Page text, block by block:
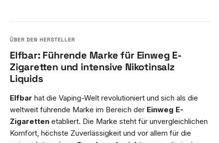
Elfbar: Führende Marke für Einweg E-
Zigaretten und intensive Nikotinsalz
Liquids
Elfbar hat die Vaping-Welt revolutioniert und sich als die
weltweit führende Marke im Bereich der Einweg E-
Zigaretten etabliert. Die Marke steht für unvergleichlichen
Komfort, höchste Zuverlässigkeit und vor allem für die